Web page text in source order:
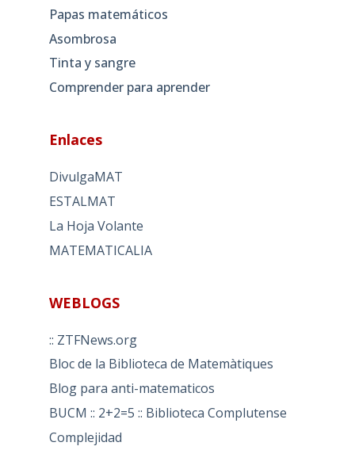
Papas matemáticos
Asombrosa
Tinta y sangre
Comprender para aprender
Enlaces
DivulgaMAT
ESTALMAT
La Hoja Volante
MATEMATICALIA
WEBLOGS
:: ZTFNews.org
Bloc de la Biblioteca de Matemàtiques
Blog para anti-matematicos
BUCM :: 2+2=5 :: Biblioteca Complutense
Complejidad